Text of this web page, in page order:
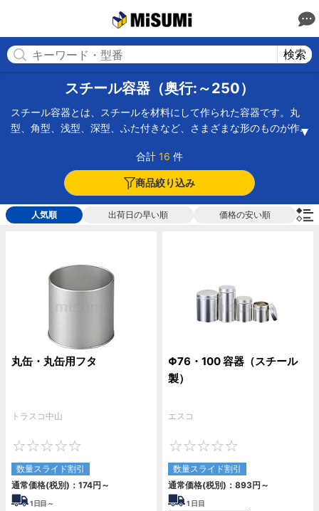
検索
スチール容器（奥行:～250）
スチール容器とは、スチールを材料にして作られた容器です。丸
型、角型、浅型、深型、ふた付きなど、さまざまな形のものが作
容器、病院での薬品保管など、用途に合わせ幅広い分野で活用さ
れています。特に1枚絞り成型で作られた容器は丈夫で、継ぎ目が
ないため液体漏れの心配がありません。スチールは、鉄に炭素を
加えた合金で、鉄より高い強度や耐熱性などを持ちますが、その
ままでは酸化し腐食するため、製品にする時は表面処理を施しま
ルに小さな穴をあけたパンチングボックスもあります。これは、
主に油のついた部品の収納や油切りに使用されます。
合計 16 件
商品絞り込み
人気順 出荷日の早い順 価格の安い順
丸缶・丸缶用フタ
トラスコ中山
数量スライド割引
通常価格(税別)： 174円 ～
1日目～
Φ76・100 容器（スチール
製）
エスコ
数量スライド割引
通常価格(税別)： 893円 ～
1 日目